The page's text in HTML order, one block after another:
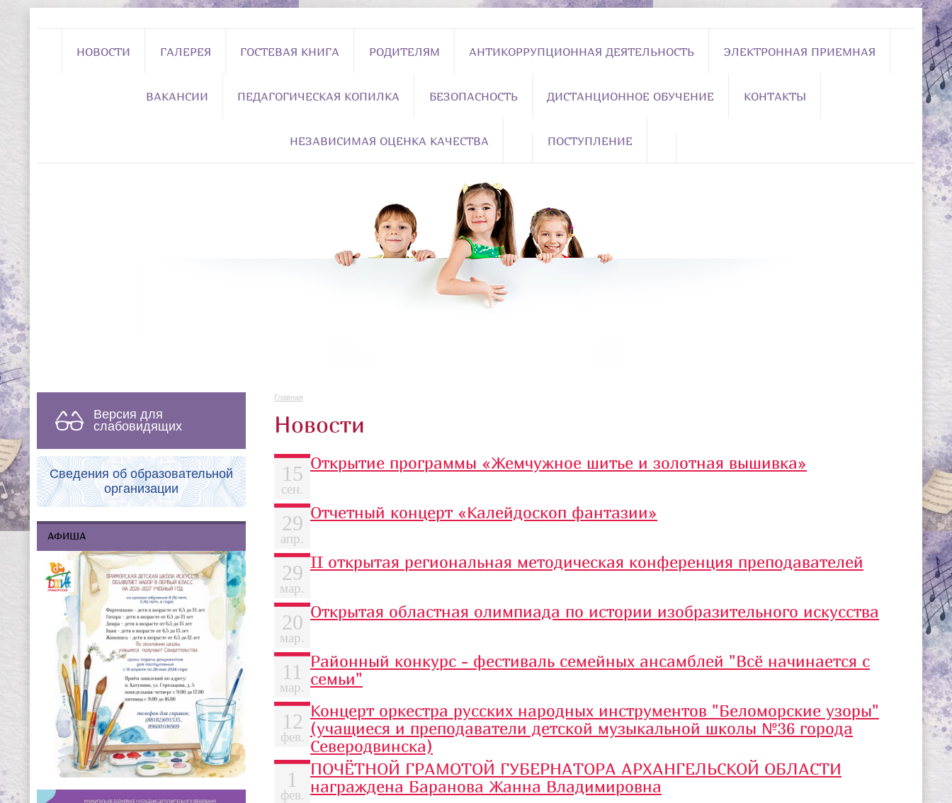
НОВОСТИ ГАЛЕРЕЯ ГОСТЕВАЯ КНИГА РОДИТЕЛЯМ АНТИКОРРУПЦИОННАЯ ДЕЯТЕЛЬНОСТЬ ЭЛЕКТРОННАЯ ПРИЕМНАЯ
ВАКАНСИИ ПЕДАГОГИЧЕСКАЯ КОПИЛКА БЕЗОПАСНОСТЬ ДИСТАНЦИОННОЕ ОБУЧЕНИЕ КОНТАКТЫ
НЕЗАВИСИМАЯ ОЦЕНКА КАЧЕСТВА ПОСТУПЛЕНИЕ
Версия для
слабовидящих
Сведения об образовательной
организации
АФИША
Главная
Новости
15
сен.
Открытие программы «Жемчужное шитье и золотная вышивка»
29
апр.
Отчетный концерт «Калейдоскоп фантазии»
29
мар.
II открытая региональная методическая конференция преподавателей
20
мар.
Открытая областная олимпиада по истории изобразительного искусства
11
мар.
Районный конкурс - фестиваль семейных ансамблей "Всё начинается с
семьи"
12
фев.
Концерт оркестра русских народных инструментов "Беломорские узоры"
(учащиеся и преподаватели детской музыкальной школы №36 города
Северодвинска)
1
фев.
ПОЧЁТНОЙ ГРАМОТОЙ ГУБЕРНАТОРА АРХАНГЕЛЬСКОЙ ОБЛАСТИ
награждена Баранова Жанна Владимировна